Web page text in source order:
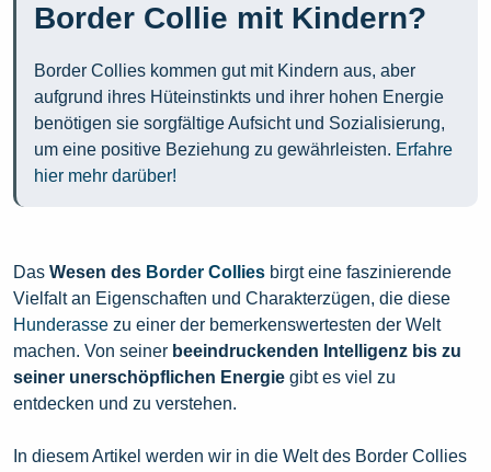
Border Collie mit Kindern?
Border Collies kommen gut mit Kindern aus, aber
aufgrund ihres Hüteinstinkts und ihrer hohen Energie
benötigen sie sorgfältige Aufsicht und Sozialisierung,
um eine positive Beziehung zu gewährleisten. Erfahre
hier mehr darüber!
Das Wesen des Border Collies birgt eine faszinierende
Vielfalt an Eigenschaften und Charakterzügen, die diese
Hunderasse zu einer der bemerkenswertesten der Welt
machen. Von seiner beeindruckenden Intelligenz bis zu
seiner unerschöpflichen Energie gibt es viel zu
entdecken und zu verstehen.
In diesem Artikel werden wir in die Welt des Border Collies